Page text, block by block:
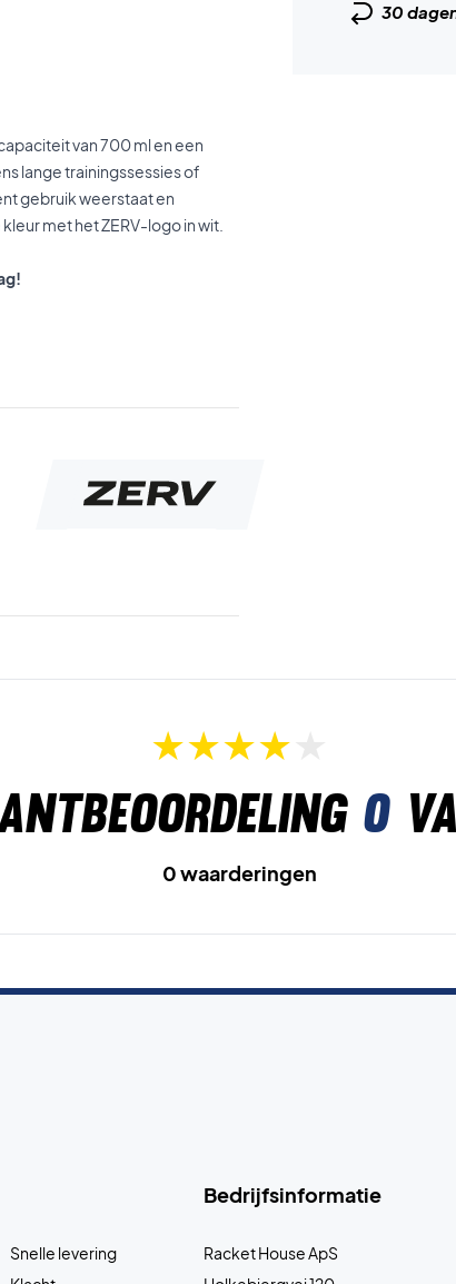
van 700 ml en een
lange trainingssessies of
gebruik weerstaat en
met het ZERV-logo in wit.
30
0
0 waarderingen
Bedrijfsinformatie
Racket House ApS
Snelle levering